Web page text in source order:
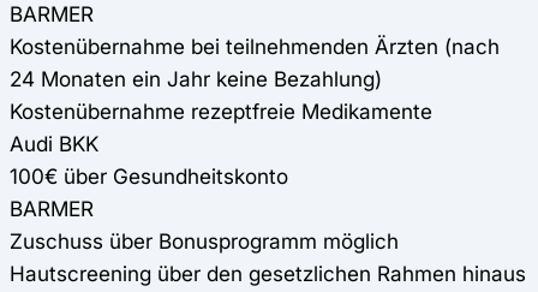
BARMER
Kostenübernahme bei teilnehmenden Ärzten (nach
24 Monaten ein Jahr keine Bezahlung)
Kostenübernahme rezeptfreie Medikamente
Audi BKK
100€ über Gesundheitskonto
BARMER
Zuschuss über Bonusprogramm möglich
Hautscreening über den gesetzlichen Rahmen hinaus